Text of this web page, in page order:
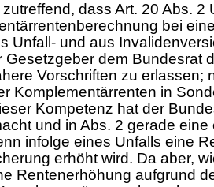
dass Art. 20 Abs. 2
bei
Unfall- und aus
Gesetzgeber dem Bundesrat
Vorschriften zu erlassen;
Komplementärrenten in
Kompetenz hat der
und in Abs. 2 gerade
infolge eines Unfalls eine
erhöht wird. Da aber,
Rentenerhöhung aufgrund